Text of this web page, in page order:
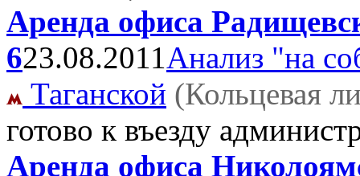
Аренда офиса
623.08.2011Анализ "на
Таганской (Кольцевая
готово к въезду
Аренда офиса